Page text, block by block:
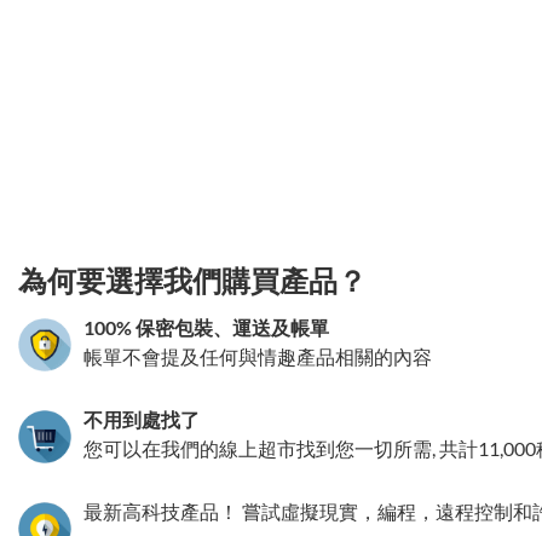
為何要選擇我們購買產品？
100% 保密包裝、運送及帳單
帳單不會提及任何與情趣產品相關的內容
不用到處找了
您可以在我們的線上超市找到您一切所需, 共計11,000
最新高科技產品！ 嘗試虛擬現實，編程，遠程控制